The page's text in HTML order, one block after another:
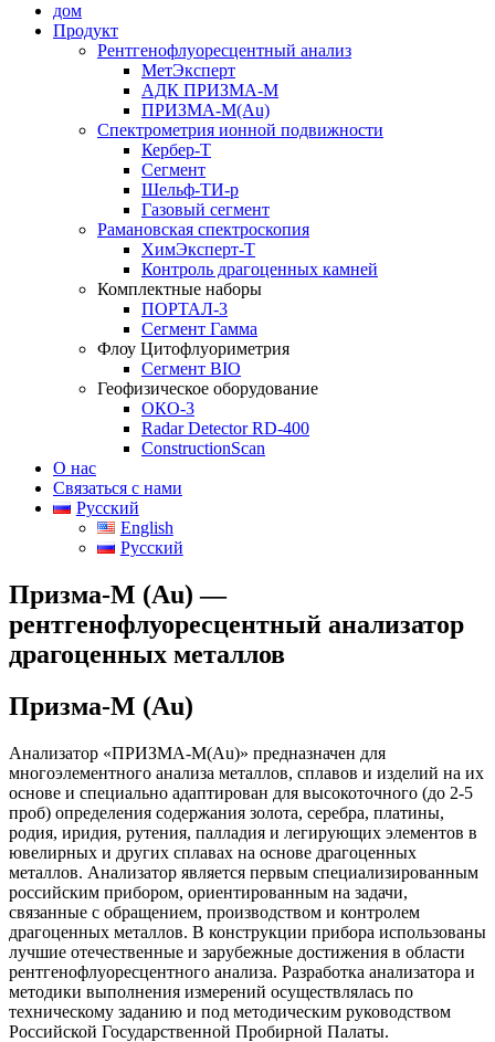
дом
Продукт
Рентгенофлуоресцентный анализ
МетЭксперт
АДК ПРИЗМА-М
ПРИЗМА-М(Au)
Спектрометрия ионной подвижности
Кербер-Т
Сегмент
Шельф-ТИ-р
Газовый сегмент
Рамановская спектроскопия
ХимЭксперт-Т
Контроль драгоценных камней
Комплектные наборы
ПОРТАЛ-3
Сегмент Гамма
Флоу Цитофлуориметрия
Сегмент BIO
Геофизическое оборудование
ОКО-3
Radar Detector RD-400
ConstructionScan
О нас
Связаться с нами
Русский
English
Русский
Призма-М (Au) —
рентгенофлуоресцентный анализатор
драгоценных металлов
Призма-М (Au)
Анализатор «ПРИЗМА-М(Au)» предназначен для
многоэлементного анализа металлов, сплавов и изделий на их
основе и специально адаптирован для высокоточного (до 2-5
проб) определения содержания золота, серебра, платины,
родия, иридия, рутения, палладия и легирующих элементов в
ювелирных и других сплавах на основе драгоценных
металлов. Анализатор является первым специализированным
российским прибором, ориентированным на задачи,
связанные с обращением, производством и контролем
драгоценных металлов. В конструкции прибора использованы
лучшие отечественные и зарубежные достижения в области
рентгенофлуоресцентного анализа. Разработка анализатора и
методики выполнения измерений осуществлялась по
техническому заданию и под методическим руководством
Российской Государственной Пробирной Палаты.